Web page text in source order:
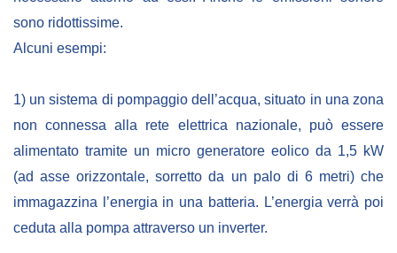
sono ridottissime.
Alcuni esempi:
1) un sistema di pompaggio dell’acqua, situato in una zona
non connessa alla rete elettrica nazionale, può essere
alimentato tramite un micro generatore eolico da 1,5 kW
(ad asse orizzontale, sorretto da un palo di 6 metri) che
immagazzina l’energia in una batteria. L’energia verrà poi
ceduta alla pompa attraverso un inverter.